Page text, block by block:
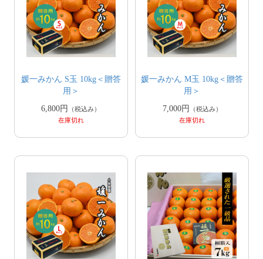
媛一みかん S玉 10kg＜贈答
用＞
6,800円
（税込み）
在庫切れ
媛一みかん M玉 10kg＜贈答
用＞
7,000円
（税込み）
在庫切れ